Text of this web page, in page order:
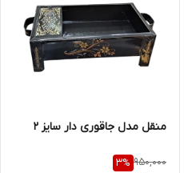
منقل مدل جاقوری دار سایز 2
950,000
3%